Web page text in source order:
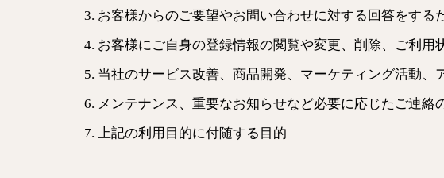
お客様からのご要望やお問い合わせに対する回答をする
お客様にご自身の登録情報の閲覧や変更、削除、ご利用
当社のサービス改善、商品開発、マーケティング活動、
メンテナンス、重要なお知らせなど必要に応じたご連絡
上記の利用目的に付随する目的